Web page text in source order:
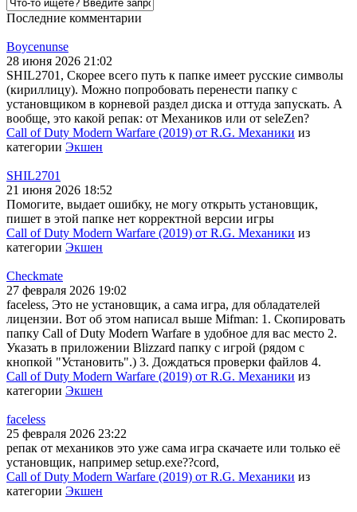
Последние комментарии
Boycenunse
28 июня 2026 21:02
SHIL2701, Скорее всего путь к папке имеет русские символы
(кириллицу). Можно попробовать перенести папку с
установщиком в корневой раздел диска и оттуда запускать. А
вообще, это какой репак: от Механиков или от seleZen?
Call of Duty Modern Warfare (2019) от R.G. Механики из
категории Экшен
SHIL2701
21 июня 2026 18:52
Помогите, выдает ошибку, не могу открыть установщик,
пишет в этой папке нет корректной версии игры
Call of Duty Modern Warfare (2019) от R.G. Механики из
категории Экшен
Checkmate
27 февраля 2026 19:02
faceless, Это не установщик, а сама игра, для обладателей
лицензии. Вот об этом написал выше Mifman: 1. Скопировать
папку Call of Duty Modern Warfare в удобное для вас место 2.
Указать в приложении Blizzard папку с игрой (рядом с
кнопкой "Установить".) 3. Дождаться проверки файлов 4.
Call of Duty Modern Warfare (2019) от R.G. Механики из
категории Экшен
faceless
25 февраля 2026 23:22
репак от механиков это уже сама игра скачаете или только её
установщик, например setup.exe??cord,
Call of Duty Modern Warfare (2019) от R.G. Механики из
категории Экшен